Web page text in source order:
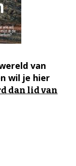
van
wil je hier
dan lid van